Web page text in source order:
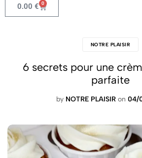
0.00 € 0
NOTRE PLAISIR
6 secrets pour une
parfaite
by NOTRE PLAISIR on 04/